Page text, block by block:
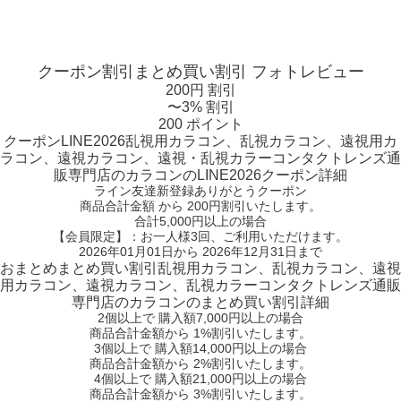
クーポン割引 まとめ買い割引 フォトレビュー
200円 割引
〜3% 割引
200 ポイント
クーポン LINE2026乱視用カラコン、乱視カラコン、遠視用カ
ラコン、遠視カラコン、遠視・乱視カラーコンタクトレンズ通
販専門店のカラコンのLINE2026クーポン詳細
ライン友達新登録ありがとうクーポン
商品合計金額 から 200円割引 いたします。
合計5,000円以上の場合
【会員限定】：お一人様3回
、ご利用いただけます。
2026年01月01日から 2026年12月31日まで
おまとめ まとめ買い割引 乱視用カラコン、乱視カラコン、遠視
用カラコン、遠視カラコン、乱視カラーコンタクトレンズ通販
専門店のカラコンのまとめ買い割引詳細
2個以上で 購入額7,000円以上の場合
商品合計金額から 1%割引いたします。
3個以上で 購入額14,000円以上の場合
商品合計金額から 2%割引いたします。
4個以上で 購入額21,000円以上の場合
商品合計金額から 3%割引いたします。